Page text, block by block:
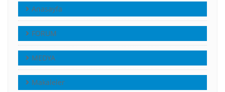
Anasayfa
FORUM
MEDYA
Makaleler